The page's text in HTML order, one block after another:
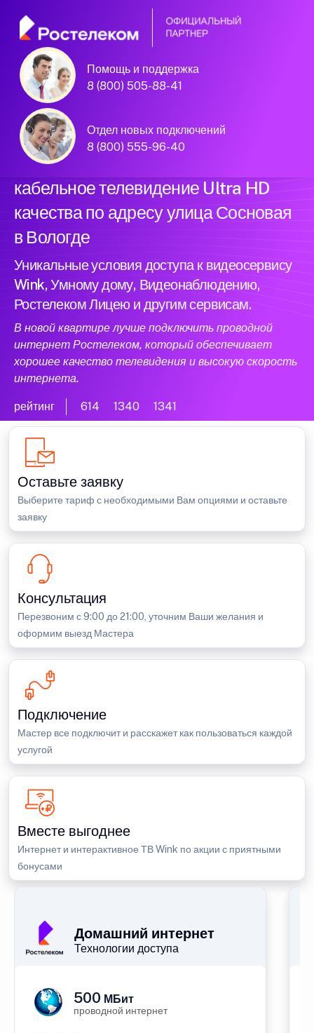
Помощь и поддержка
8 (800) 505-88-41
Отдел новых подключений
8 (800) 555-96-40
Официальный
партнер Ростелеком
Подключили новый интернет и
кабельное телевидение Ultra HD
качества по адресу улица Сосновая
в Вологде
Уникальные условия доступа к видеосервису
Wink, Умному дому, Видеонаблюдению,
Ростелеком Лицею и другим сервисам.
В новой квартире лучше подключить проводной
интернет Ростелеком, который обеспечивает
хорошее качество телевидения и высокую скорость
интернета.
рейтинг 614 1340 1341
Оставьте заявку
Выберите тариф с необходимыми Вам опциями и оставьте
заявку
Консультация
Перезвоним с 9:00 до 21:00, уточним Ваши желания и
оформим выезд Мастера
Подключение
Мастер все подключит и расскажет как пользоваться каждой
услугой
Вместе выгоднее
Интернет и интерактивное ТВ Wink по акции с приятными
бонусами
Домашний интернет
Технологии доступа
500 МБит
проводной интернет